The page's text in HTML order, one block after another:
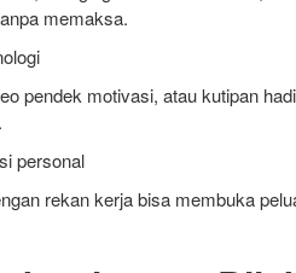
memaksa.
pendek motivasi, atau kutipan
personal
rekan kerja bisa membuka